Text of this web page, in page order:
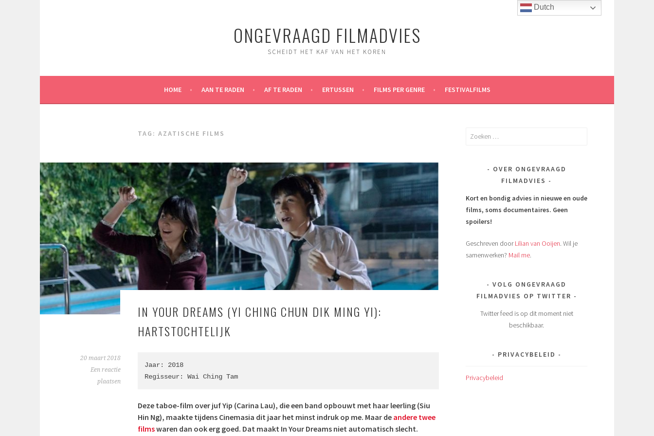
ONGEVRAAGD FILMADVIES
SCHEIDT HET KAF VAN HET KOREN
HOME AAN TE RADEN AF TE RADEN ERTUSSEN FILMS PER GENRE FESTIVALFILMS
TAG: AZATISCHE FILMS
IN YOUR DREAMS (YI CHING CHUN DIK MING YI):
HARTSTOCHTELIJK
20 maart 2018
Een reactie
plaatsen
Jaar: 2018
Regisseur: Wai Ching Tam
Deze taboe-film over juf Yip (Carina Lau), die een band opbouwt met haar leerling (Siu
Hin Ng), maakte tijdens Cinemasia dit jaar het minst indruk op me. Maar de andere twee
filmswaren dan ook erg goed. Dat maakt In Your Dreams niet automatisch slecht.
Zoeken
OVER ONGEVRAAGD
FILMADVIES
Kort en bondig advies in nieuwe en oude
films, soms documentaires. Geen
spoilers!
Geschreven doorLilian van Ooijen. Wil je
samenwerken? Mail me.
VOLG ONGEVRAAGD
FILMADVIES OP TWITTER
Twitter feed is op dit moment niet
beschikbaar.
PRIVACYBELEID
Privacybeleid
Dutch